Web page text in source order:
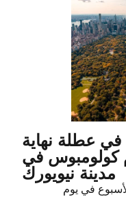
في عطلة نهاية
كولومبوس في
مدينة نيويورك
في يوم